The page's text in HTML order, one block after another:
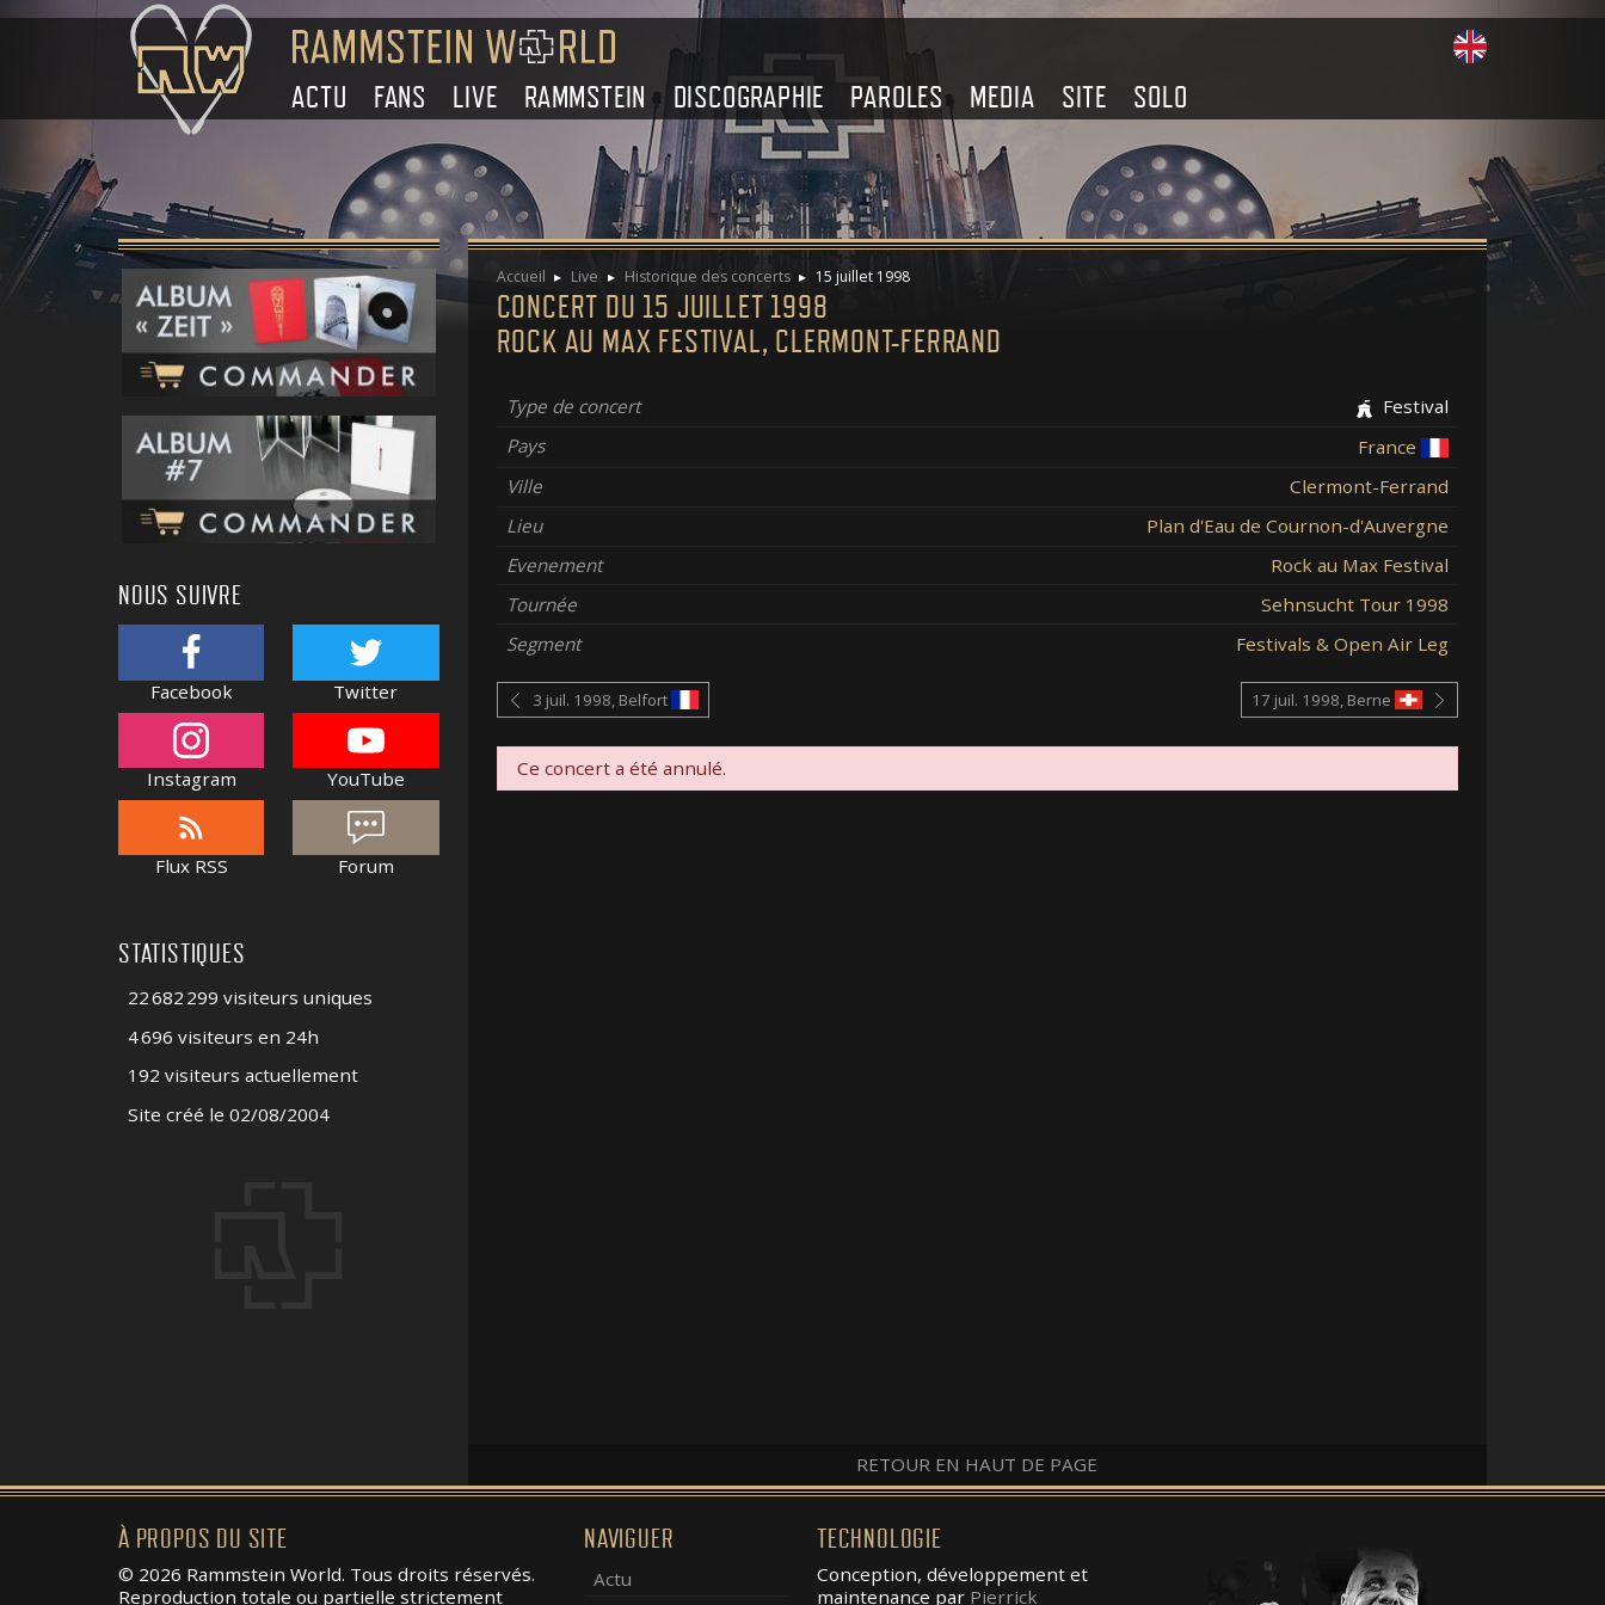
ACTU FANS LIVE RAMMSTEIN DISCOGRAPHIE PAROLES MEDIA SITE SOLO
Accueil Live Historique des concerts 15 juillet 1998
CONCERT DU 15 JUILLET 1998
ROCK AU MAX FESTIVAL, CLERMONT-FERRAND
Type de concert
Festival
Pays
France
Ville
Clermont-Ferrand
Lieu
Plan d'Eau de Cournon-d'Auvergne
Evenement
Rock au Max Festival
Tournée
Sehnsucht Tour 1998
Segment
Festivals & Open Air Leg
3 juil. 1998, Belfort 17 juil. 1998, Berne
Ce concert a été annulé.
RETOUR EN HAUT DE PAGE
NOUS SUIVRE
Facebook Twitter
Instagram YouTube
Flux RSS Forum
STATISTIQUES
22 682 299 visiteurs uniques
4 696 visiteurs en 24h
192 visiteurs actuellement
Site créé le 02/08/2004
À PROPOS DU SITE
© 2026 Rammstein World. Tous droits réservés.
Reproduction totale ou partielle strictement
NAVIGUER
Actu
TECHNOLOGIE
Conception, développement et
maintenance par Pierrick